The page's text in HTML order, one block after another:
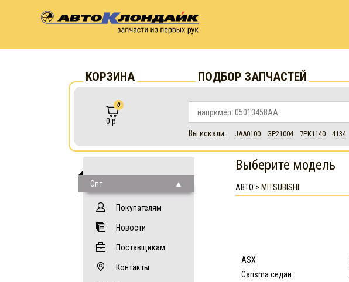
КОРЗИНА ПОДБОР ЗАПЧАСТЕЙ
0
0 р.
Вы искали: JAA0100 GP21004 7PK1140 4134
Опт
Покупателям
Новости
Поставщикам
Контакты
Выберите модель
АВТО > MITSUBISHI
ASX
Carisma седан